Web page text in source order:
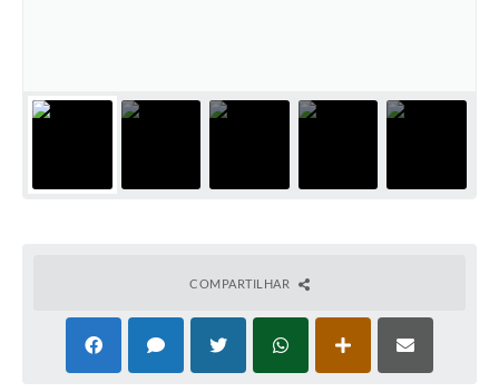
COMPARTILHAR